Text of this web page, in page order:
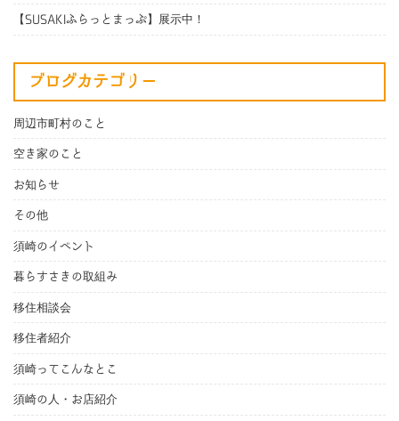
【SUSAKIふらっとまっぷ】展示中！
ブログカテゴリー
周辺市町村のこと
空き家のこと
お知らせ
その他
須崎のイベント
暮らすさきの取組み
移住相談会
移住者紹介
須崎ってこんなとこ
須崎の人・お店紹介